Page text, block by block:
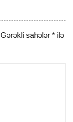
Gərəkli sahələr* ilə